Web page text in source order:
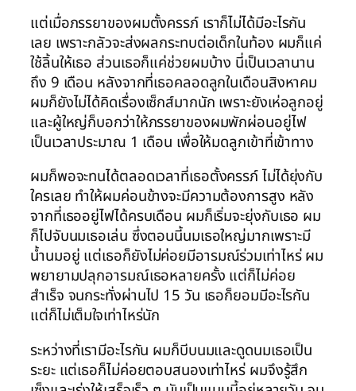
แต่เมื่อภรรยาของผมตั้งครรภ์ เราก็ไม่ได้มีอะไรกัน
เลย เพราะกลัวจะส่งผลกระทบต่อเด็กในท้อง ผมก็แค่
ใช้ลิ้นให้เธอ ส่วนเธอก็แค่ช่วยผมบ้าง นี่เป็นเวลานาน
ถึง 9 เดือน หลังจากที่เธอคลอดลูกในเดือนสิงหาคม
ผมก็ยังไม่ได้คิดเรื่องเซ็กส์มากนัก เพราะยังเห่อลูกอยู่
และผู้ใหญ่ก็บอกว่าให้ภรรยาของผมพักผ่อนอยู่ไฟ
เป็นเวลาประมาณ 1 เดือน เพื่อให้มดลูกเข้าที่เข้าทาง
ผมก็พอจะทนได้ตลอดเวลาที่เธอตั้งครรภ์ ไม่ได้ยุ่งกับ
ใครเลย ทำให้ผมค่อนข้างจะมีความต้องการสูง หลัง
จากที่เธออยู่ไฟได้ครบเดือน ผมก็เริ่มจะยุ่งกับเธอ ผม
ก็ไปจับนมเธอเล่น ซึ่งตอนนี้นมเธอใหญ่มากเพราะมี
น้ำนมอยู่ แต่เธอก็ยังไม่ค่อยมีอารมณ์ร่วมเท่าไหร่ ผม
พยายามปลุกอารมณ์เธอหลายครั้ง แต่ก็ไม่ค่อย
สำเร็จ จนกระทั่งผ่านไป 15 วัน เธอก็ยอมมีอะไรกัน
แต่ก็ไม่เต็มใจเท่าไหร่นัก
ระหว่างที่เรามีอะไรกัน ผมก็บีบนมและดูดนมเธอเป็น
ระยะ แต่เธอก็ไม่ค่อยตอบสนองเท่าไหร่ ผมจึงรู้สึก